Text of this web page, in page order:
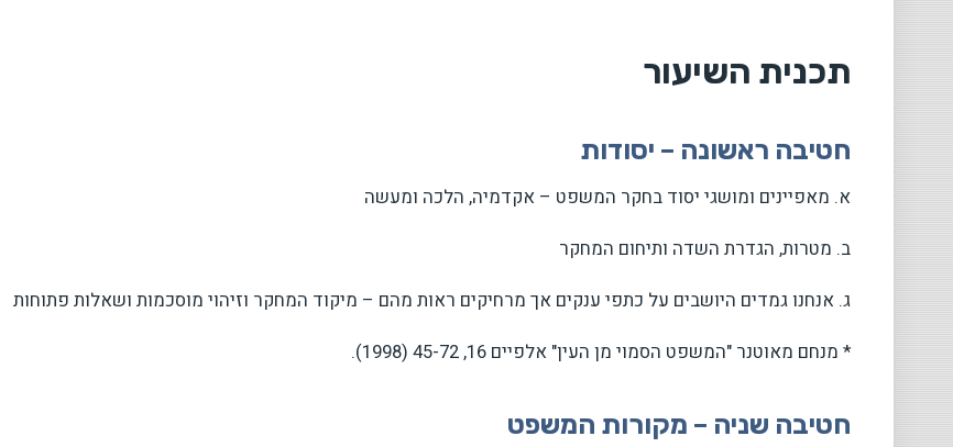
תכנית השיעור
חטיבה ראשונה – יסודות
א. מאפיינים ומושגי יסוד בחקר המשפט – אקדמיה, הלכה ומעשה
ב. מטרות, הגדרת השדה ותיחום המחקר
ג. אנחנו גמדים היושבים על כתפי ענקים אך מרחיקים ראות מהם – מיקוד המחקר וזיהוי מוסכמות ושאלות פתוחות
* מנחם מאוטנר "המשפט הסמוי מן העין" אלפיים 16, 45-72 (1998).
חטיבה שניה – מקורות המשפט